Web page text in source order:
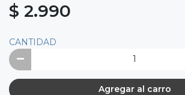
$ 2.990
CANTIDAD
Agregar al carro